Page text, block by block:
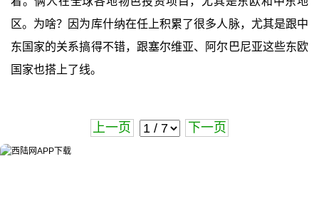
区。为啥？因为库什纳在任上积累了很多人脉，尤其是跟中
东国家的关系搞得不错，跟塞尔维亚、阿尔巴尼亚这些东欧
国家也搭上了线。
上一页 下一页